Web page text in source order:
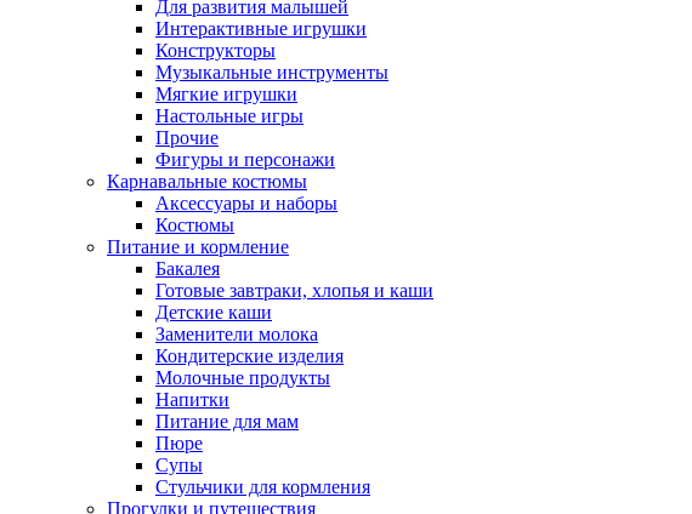
Для развития малышей
Интерактивные игрушки
Конструкторы
Музыкальные инструменты
Мягкие игрушки
Настольные игры
Прочие
Фигуры и персонажи
Карнавальные костюмы
Аксессуары и наборы
Костюмы
Питание и кормление
Бакалея
Готовые завтраки, хлопья и каши
Детские каши
Заменители молока
Кондитерские изделия
Молочные продукты
Напитки
Питание для мам
Пюре
Супы
Стульчики для кормления
Прогулки и путешествия